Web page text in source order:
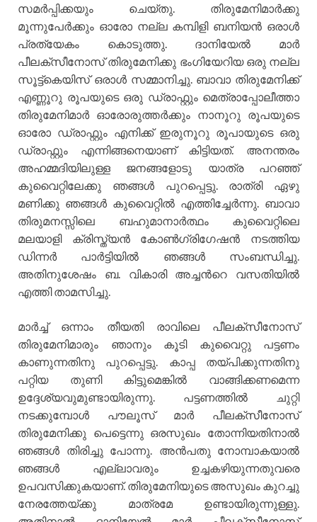
സമര്‍പ്പിക്കയും ചെയ്തു. തിരുമേനിമാര്‍ക്കു
മൂന്നുപേര്‍ക്കും ഓരോ നല്ല കമ്പിളി ബനിയന്‍ ഒരാള്‍
പ്രത്യേകം കൊടുത്തു. ദാനിയേല്‍ മാര്‍
പീലക്സീനോസ് തിരുമേനിക്കു ഭംഗിയേറിയ ഒരു നല്ല
സൂട്ട്കെയിസ് ഒരാള്‍ സമ്മാനിച്ചു. ബാവാ തിരുമേനിക്ക്
എണ്ണൂറു രൂപയുടെ ഒരു ഡ്രാഫ്റ്റും മെത്രാപ്പോലീത്താ
തിരുമേനിമാര്‍ ഓരോരുത്തര്‍ക്കും നാനൂറു രൂപയുടെ
ഓരോ ഡ്രാഫ്റ്റും എനിക്ക് ഇരുനൂറു രൂപായുടെ ഒരു
ഡ്രാഫ്റ്റും എന്നിങ്ങനെയാണ് കിട്ടിയത്. അനന്തരം
അഹമ്മദിയിലുള്ള ജനങ്ങളോടു യാത്ര പറഞ്ഞ്
കുവൈറ്റിലേക്കു ഞങ്ങള്‍ പുറപ്പെട്ടു. രാത്രി ഏഴു
മണിക്കു ഞങ്ങള്‍ കുവൈറ്റില്‍ എത്തിച്ചേര്‍ന്നു. ബാവാ
തിരുമനസ്സിലെ ബഹുമാനാര്‍ത്ഥം കുവൈറ്റിലെ
മലയാളി ക്രിസ്ത്യന്‍ കോണ്‍ഗ്രിഗേഷന്‍ നടത്തിയ
ഡിന്നര്‍ പാര്‍ട്ടിയില്‍ ഞങ്ങള്‍ സംബന്ധിച്ചു.
അതിനുശേഷം ബ. വികാരി അച്ചന്‍റെ വസതിയില്‍
എത്തി താമസിച്ചു.
മാര്‍ച്ച് ഒന്നാം തീയതി രാവിലെ പീലക്സീനോസ്
തിരുമേനിമാരും ഞാനും കൂടി കുവൈറ്റു പട്ടണം
കാണുന്നതിനു പുറപ്പെട്ടു. കാപ്പ തയ്പിക്കുന്നതിനു
പറ്റിയ തുണി കിട്ടുമെങ്കില്‍ വാങ്ങിക്കണമെന്ന
ഉദ്ദേശ്യവുമുണ്ടായിരുന്നു. പട്ടണത്തില്‍ ചുറ്റി
നടക്കുമ്പോള്‍ പൗലൂസ് മാര്‍ പീലക്സീനോസ്
തിരുമേനിക്കു പെട്ടെന്നു ഒരസുഖം തോന്നിയതിനാല്‍
ഞങ്ങള്‍ തിരിച്ചു പോന്നു. അന്‍പതു നോമ്പാകയാല്‍
ഞങ്ങള്‍ എല്ലാവരും ഉച്ചകഴിയുന്നതുവരെ
ഉപവസിക്കുകയാണ്. തിരുമേനിയുടെ അസുഖം കുറച്ചു
നേരത്തേയ്ക്കു മാത്രമേ ഉണ്ടായിരുന്നുള്ളു.